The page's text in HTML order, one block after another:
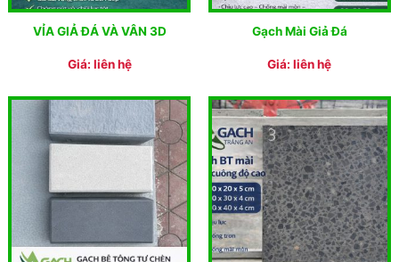
VỈA GIẢ ĐÁ VÀ VÂN 3D
Giá: liên hệ
Gạch Mài Giả Đá
Giá: liên hệ